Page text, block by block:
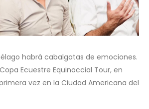
habrá cabalgatas de emociones.
Ecuestre Equinoccial Tour, en
vez en la Ciudad Americana del